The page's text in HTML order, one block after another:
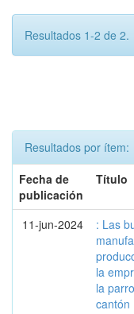
Resultados 1-2 de 2.
Resultados por ítem:
Fecha de
publicación
Título
11-jun-2024
: Las
la
la
cantón